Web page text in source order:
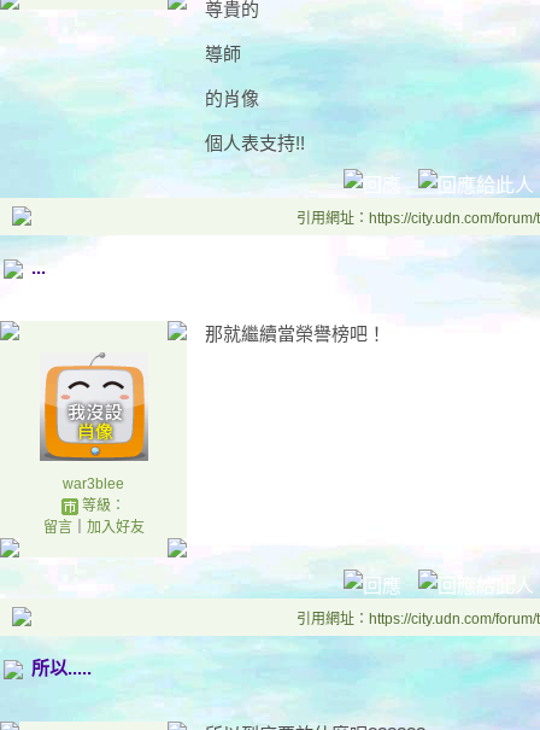
尊貴的
導師
的肖像
個人表支持!!
引用網址：https://city.udn.com/
...
war3blee
等級：
留言｜ 加入好友
那就繼續當榮譽榜吧！
引用網址：https://city.udn.com/
所以.....